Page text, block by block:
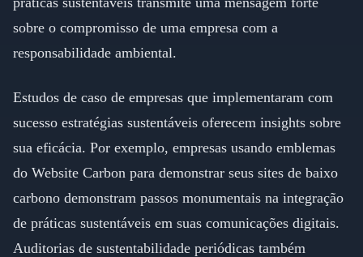
sobre o compromisso de uma empresa com a
responsabilidade ambiental.
Estudos de caso de empresas que implementaram com
sucesso estratégias sustentáveis oferecem insights sobre
sua eficácia. Por exemplo, empresas usando emblemas
do Website Carbon para demonstrar seus sites de baixo
carbono demonstram passos monumentais na integração
de práticas sustentáveis em suas comunicações digitais.
Auditorias de sustentabilidade periódicas também